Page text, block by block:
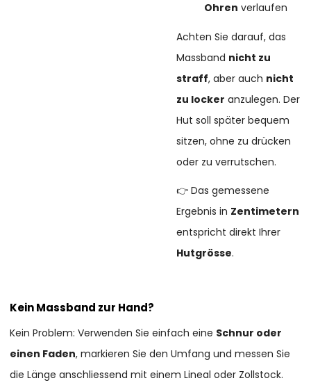
Ohren verlaufen
Achten Sie darauf, das
Massband nicht zu
straff, aber auch nicht
zu locker anzulegen. Der
Hut soll später bequem
sitzen, ohne zu drücken
oder zu verrutschen.
👉 Das gemessene
Ergebnis in Zentimetern
entspricht direkt Ihrer
Hutgrösse.
Kein Massband zur Hand?
Kein Problem: Verwenden Sie einfach eine Schnur oder
einen Faden, markieren Sie den Umfang und messen Sie
die Länge anschliessend mit einem Lineal oder Zollstock.